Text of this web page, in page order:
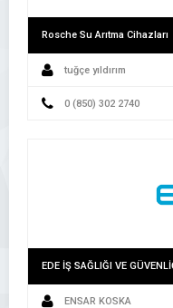
Rosche Su Arıtma Cihazları
tuğçe yıldırım
0 (850) 302 2740
EDE İŞ SAĞLIĞI VE
ENSAR KOSKA